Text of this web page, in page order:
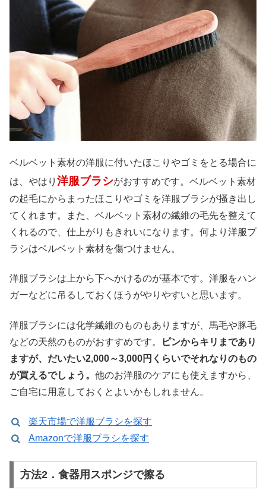
ベルベット素材の洋服に付いたほこりやゴミをとる場合に
は、やはり 洋服ブラシがおすすめです。ベルベット素材
の起毛にからまったほこりやゴミを洋服ブラシが掻き出し
てくれます。また、ベルベット素材の繊維の毛先を整えて
くれるので、仕上がりもきれいになります。何より洋服ブ
ラシはベルベット素材を傷つけません。
洋服ブラシは上から下へかけるのが基本です。洋服をハン
ガーなどに吊るしておくほうがやりやすいと思います。
洋服ブラシには化学繊維のものもありますが、馬毛や豚毛
などの天然のものがおすすめです。
ピンからキリまであり
ますが、だいたい2,000～3,000円くらいでそれなりのもの
が買えるでしょう。 他のお洋服のケアにも使えますから、
ご自宅に用意しておくとよいかもしれません。
楽天市場で洋服ブラシを探す
Amazonで洋服ブラシを探す
方法2．食器用スポンジで擦る